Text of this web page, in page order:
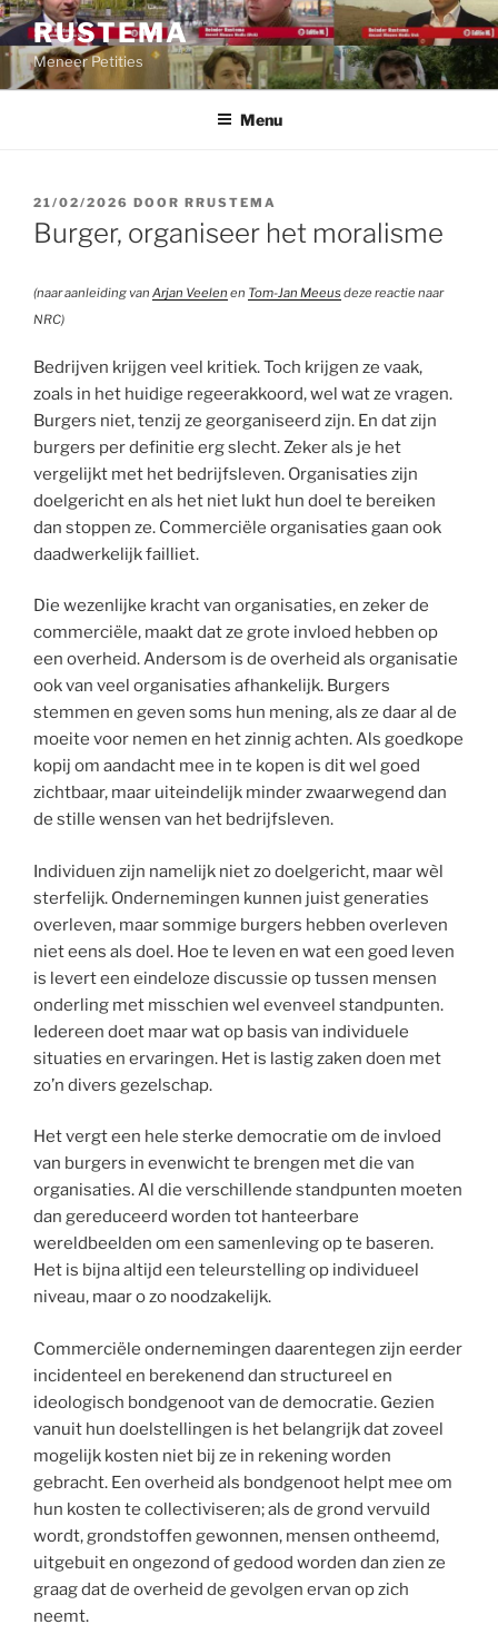
Ga
naar
inhoud
RUSTEMA
Meneer Petities
Menu
GEPLAATST
OP
21/02/2026 DOOR RRUSTEMA
Burger, organiseer het moralisme
(naar aanleiding van Arjan Veelen en Tom-Jan Meeus deze reactie naar
NRC)
Bedrijven krijgen veel kritiek. Toch krijgen ze vaak,
zoals in het huidige regeerakkoord, wel wat ze vragen.
Burgers niet, tenzij ze georganiseerd zijn. En dat zijn
burgers per definitie erg slecht. Zeker als je het
vergelijkt met het bedrijfsleven. Organisaties zijn
doelgericht en als het niet lukt hun doel te bereiken
dan stoppen ze. Commerciële organisaties gaan ook
daadwerkelijk failliet.
Die wezenlijke kracht van organisaties, en zeker de
commerciële, maakt dat ze grote invloed hebben op
een overheid. Andersom is de overheid als organisatie
ook van veel organisaties afhankelijk. Burgers
stemmen en geven soms hun mening, als ze daar al de
moeite voor nemen en het zinnig achten. Als goedkope
kopij om aandacht mee in te kopen is dit wel goed
zichtbaar, maar uiteindelijk minder zwaarwegend dan
de stille wensen van het bedrijfsleven.
Individuen zijn namelijk niet zo doelgericht, maar wèl
sterfelijk. Ondernemingen kunnen juist generaties
overleven, maar sommige burgers hebben overleven
niet eens als doel. Hoe te leven en wat een goed leven
is levert een eindeloze discussie op tussen mensen
onderling met misschien wel evenveel standpunten.
Iedereen doet maar wat op basis van individuele
situaties en ervaringen. Het is lastig zaken doen met
zo’n divers gezelschap.
Het vergt een hele sterke democratie om de invloed
van burgers in evenwicht te brengen met die van
organisaties. Al die verschillende standpunten moeten
dan gereduceerd worden tot hanteerbare
wereldbeelden om een samenleving op te baseren.
Het is bijna altijd een teleurstelling op individueel
niveau, maar o zo noodzakelijk.
Commerciële ondernemingen daarentegen zijn eerder
incidenteel en berekenend dan structureel en
ideologisch bondgenoot van de democratie. Gezien
vanuit hun doelstellingen is het belangrijk dat zoveel
mogelijk kosten niet bij ze in rekening worden
gebracht. Een overheid als bondgenoot helpt mee om
hun kosten te collectiviseren; als de grond vervuild
wordt, grondstoffen gewonnen, mensen ontheemd,
uitgebuit en ongezond of gedood worden dan zien ze
graag dat de overheid de gevolgen ervan op zich
neemt.